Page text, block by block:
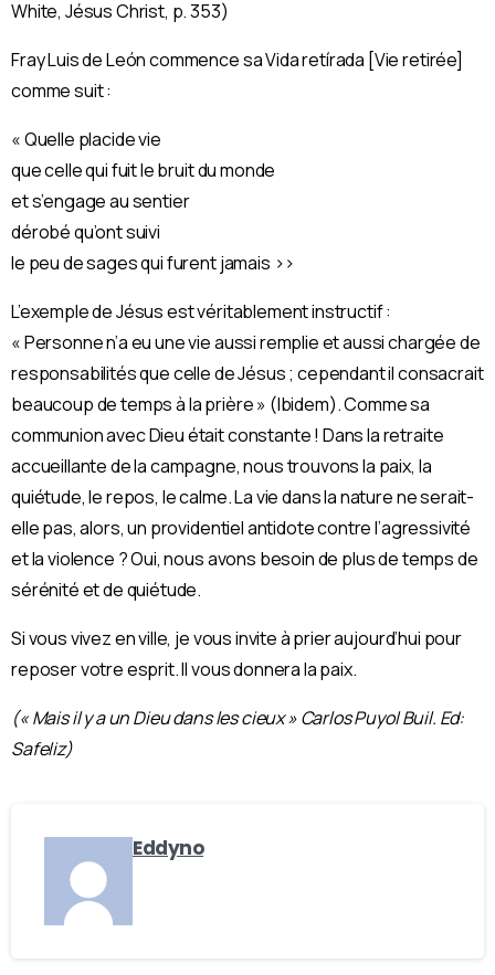
White, Jésus Christ, p. 353)
Fray Luis de León commence sa Vida retírada [Vie retirée]
comme suit :
« Quelle placide vie
que celle qui fuit le bruit du monde
et s’engage au sentier
dérobé qu’ont suivi
le peu de sages qui furent jamais ››
L’exemple de Jésus est véritablement instructif :
« Personne n’a eu une vie aussi remplie et aussi chargée de
responsabilités que celle de Jésus ; cependant il consacrait
beaucoup de temps à la prière » (lbidem). Comme sa
communion avec Dieu était constante ! Dans la retraite
accueillante de la campagne, nous trouvons la paix, la
quiétude, le repos, le calme. La vie dans la nature ne serait-
elle pas, alors, un providentiel antidote contre l’agressivité
et la violence ? Oui, nous avons besoin de plus de temps de
sérénité et de quiétude.
Si vous vivez en ville, je vous invite à prier aujourd’hui pour
reposer votre esprit. Il vous donnera la paix.
(« Mais il y a un Dieu dans les cieux » Carlos Puyol Buil. Ed:
Safeliz)
Eddyno